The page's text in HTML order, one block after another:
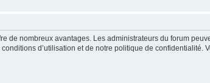
de nombreux avantages. Les administrateurs du forum
d’utilisation et de notre politique de confidentialité.